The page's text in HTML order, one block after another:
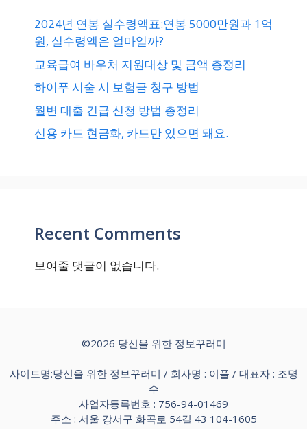
2024년 연봉 실수령액표:연봉 5000만원과 1억
원, 실수령액은 얼마일까?
교육급여 바우처 지원대상 및 금액 총정리
하이푸 시술 시 보험금 청구 방법
월변 대출 긴급 신청 방법 총정리
신용 카드 현금화, 카드만 있으면 돼요.
Recent Comments
보여줄 댓글이 없습니다.
©2026 당신을 위한 정보꾸러미
사이트명:당신을 위한 정보꾸러미 / 회사명 : 이플 / 대표자 : 조명
수
사업자등록번호 : 756-94-01469
주소 : 서울 강서구 화곡로 54길 43 104-1605